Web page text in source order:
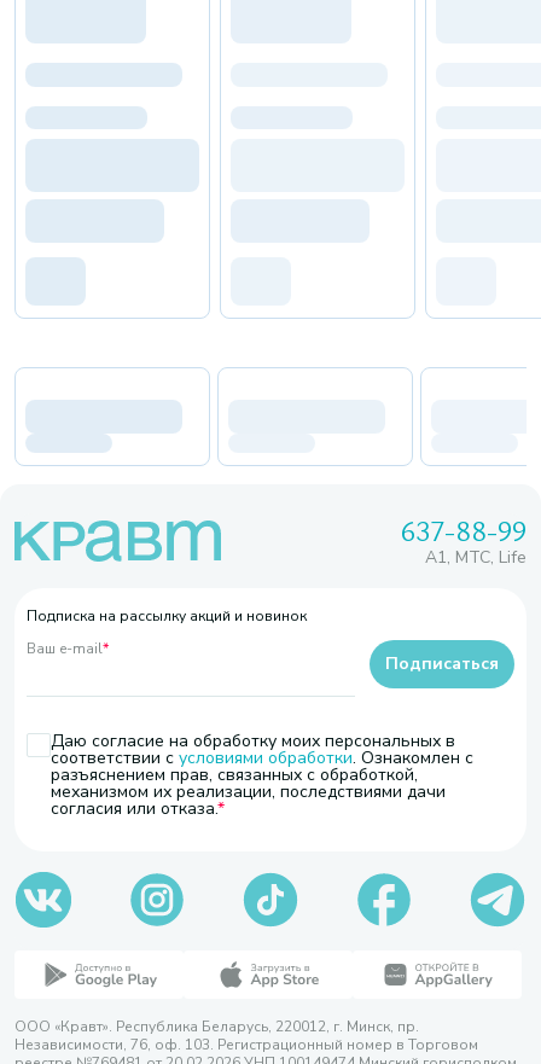
637-88-99
A1, МТС, Life
Подписка на рассылку акций и новинок
Ваш e-mail*
Даю согласие на обработку моих персональных в
соответствии с условиями обработки. Ознакомлен с
разъяснением прав, связанных с обработкой,
механизмом их реализации, последствиями дачи
согласия или отказа.
Подписаться
ООО «Кравт». Республика Беларусь, 220012, г. Минск, пр.
Независимости, 76, оф. 103. Регистрационный номер в Торговом